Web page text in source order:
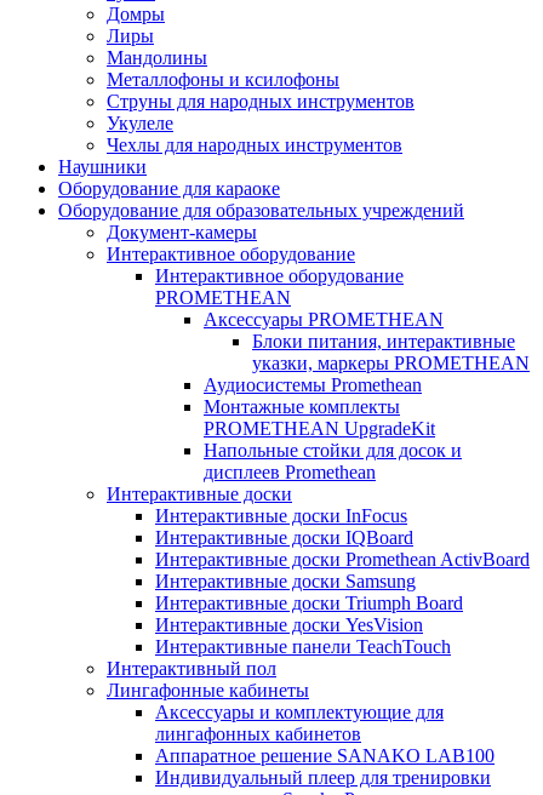
Домры
Лиры
Мандолины
Металлофоны и ксилофоны
Струны для народных инструментов
Укулеле
Чехлы для народных инструментов
Наушники
Оборудование для караоке
Оборудование для образовательных учреждений
Документ-камеры
Интерактивное оборудование
Интерактивное оборудование
PROMETHEAN
Аксессуары PROMETHEAN
Блоки питания, интерактивные
указки, маркеры PROMETHEAN
Аудиосистемы Promethean
Монтажные комплекты
PROMETHEAN UpgradeKit
Напольные стойки для досок и
дисплеев Promethean
Интерактивные доски
Интерактивные доски InFocus
Интерактивные доски IQBoard
Интерактивные доски Promethean ActivBoard
Интерактивные доски Samsung
Интерактивные доски Triumph Board
Интерактивные доски YesVision
Интерактивные панели TeachTouch
Интерактивный пол
Лингафонные кабинеты
Аксессуары и комплектующие для
лингафонных кабинетов
Аппаратное решение SANAKO LAB100
Индивидуальный плеер для тренировки